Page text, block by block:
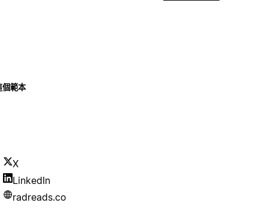
個範本
X
LinkedIn
radreads.co